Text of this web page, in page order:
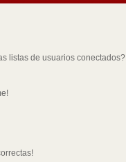
listas de usuarios conectados?